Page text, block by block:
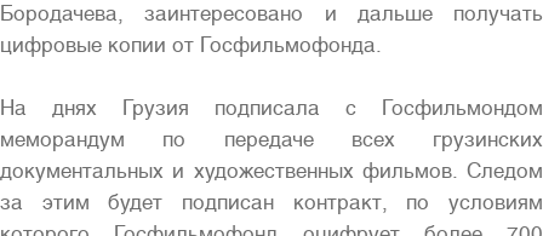
Бородачева, заинтересовано и дальше получать
цифровые копии от Госфильмофонда.
На днях Грузия подписала с Госфильмондом
меморандум по передаче всех грузинских
документальных и художественных фильмов. Следом
за этим будет подписан контракт, по условиям